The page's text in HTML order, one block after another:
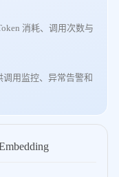
消耗、调用次数与
用监控、异常告警和